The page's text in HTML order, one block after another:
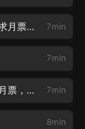
最強輔助 003 排行榜猛增《求月票，訂閱，感謝支持》 7min
7min
最強輔助 005 暴力協助《求月票，訂閱，感謝支持》 7min
8min